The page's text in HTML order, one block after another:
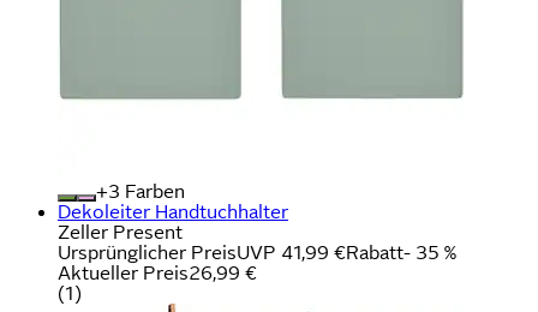
+
Farben
Dekoleiter Handtuchhalter
Zeller Present
Ursprünglicher PreisUVP 41,99 €Rabatt- 35 %
Aktueller Preis26,99 €
(1)